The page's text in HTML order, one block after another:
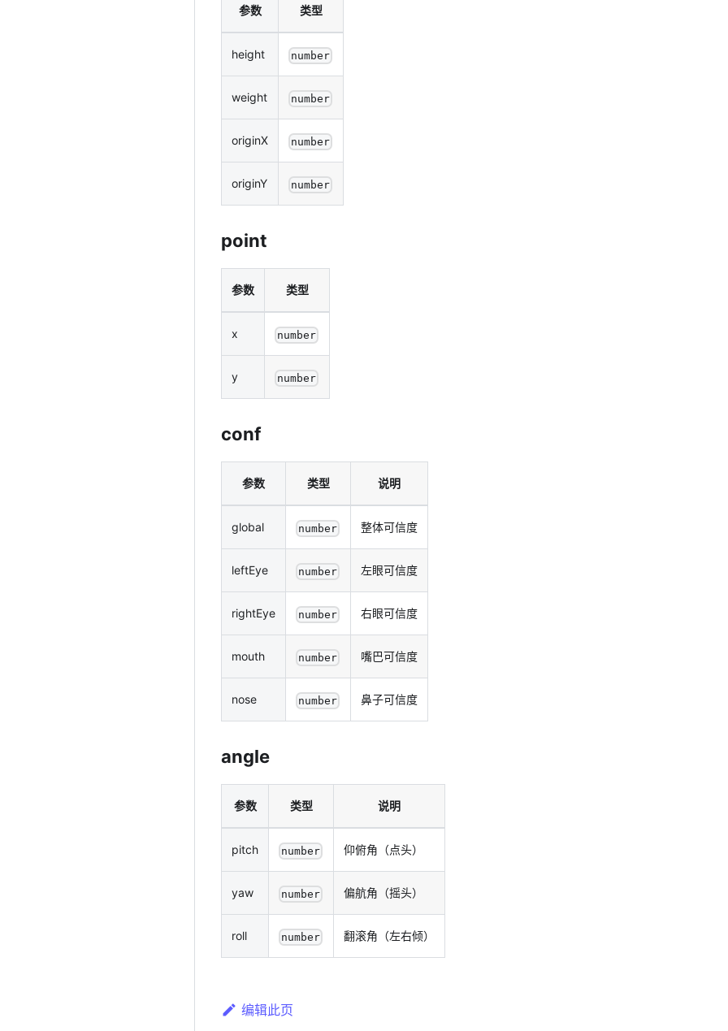
参数 类型
height number
weight number
originX number
originY number
point
参数 类型
x number
y number
conf
参数 类型 说明
global number 整体可信度
leftEye number 左眼可信度
rightEye number 右眼可信度
mouth number 嘴巴可信度
nose number 鼻子可信度
angle
参数 类型 说明
pitch number 仰俯角（点头）
yaw number 偏航角（摇头）
roll number 翻滚角（左右倾）
编辑此页